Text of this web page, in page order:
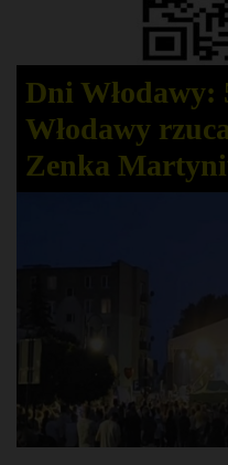
Dni Włodawy:
Włodawy
Zenka